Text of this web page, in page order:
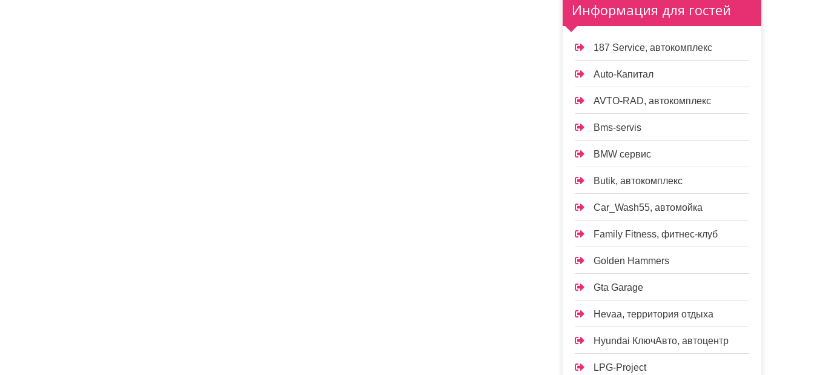
Информация для гостей
187 Service, автокомплекс
Auto-Капитал
AVTO-RAD, автокомплекс
Bms-servis
BMW сервис
Butik, автокомплекс
Car_Wash55, автомойка
Family Fitness, фитнес-клуб
Golden Hammers
Gta Garage
Hevaa, территория отдыха
Hyundai КлючАвто, автоцентр
LPG-Project